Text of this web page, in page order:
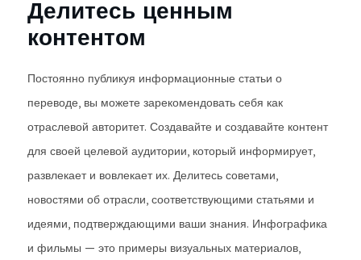
Делитесь ценным
контентом
Постоянно публикуя информационные статьи о
переводе, вы можете зарекомендовать себя как
отраслевой авторитет. Создавайте и создавайте контент
для своей целевой аудитории, который информирует,
развлекает и вовлекает их. Делитесь советами,
новостями об отрасли, соответствующими статьями и
идеями, подтверждающими ваши знания. Инфографика
и фильмы — это примеры визуальных материалов,